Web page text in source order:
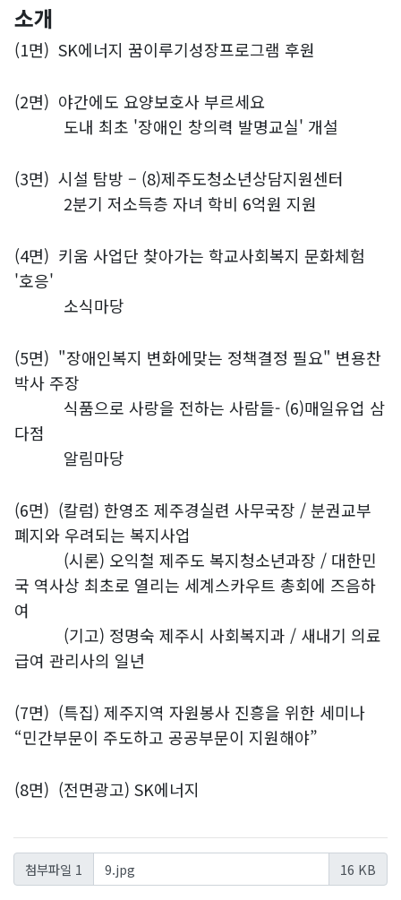
소개
(1면) SK에너지 꿈이루기성장프로그램 후원
(2면) 야간에도 요양보호사 부르세요
도내 최초 '장애인 창의력 발명교실' 개설
(3면) 시설 탐방 – (8)제주도청소년상담지원센터
2분기 저소득층 자녀 학비 6억원 지원
(4면) 키움 사업단 찾아가는 학교사회복지 문화체험
'호응'
소식마당
(5면) "장애인복지 변화에맞는 정책결정 필요" 변용찬
박사 주장
식품으로 사랑을 전하는 사람들- (6)매일유업 삼
다점
알림마당
(6면) (칼럼) 한영조 제주경실련 사무국장 / 분권교부
폐지와 우려되는 복지사업
(시론) 오익철 제주도 복지청소년과장 / 대한민
국 역사상 최초로 열리는 세계스카우트 총회에 즈음하
여
(기고) 정명숙 제주시 사회복지과 / 새내기 의료
급여 관리사의 일년
(7면) (특집) 제주지역 자원봉사 진흥을 위한 세미나
“민간부문이 주도하고 공공부문이 지원해야”
(8면) (전면광고) SK에너지
첨부파일 1 9.jpg 16 KB